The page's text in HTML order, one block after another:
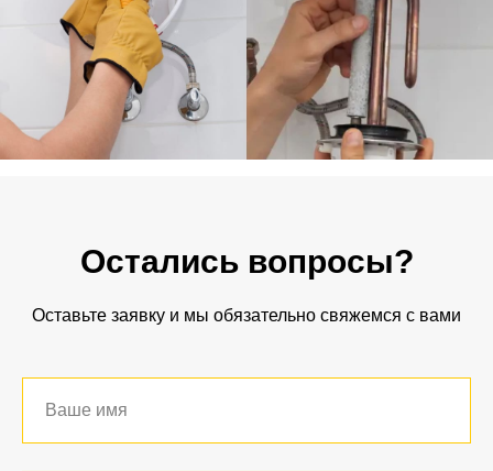
Остались вопросы?
Оставьте заявку и мы обязательно свяжемся с вами